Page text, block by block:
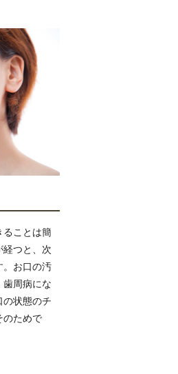
ることは簡
経つと、次
。お口の汚
歯周病にな
の状態のチ
のためで